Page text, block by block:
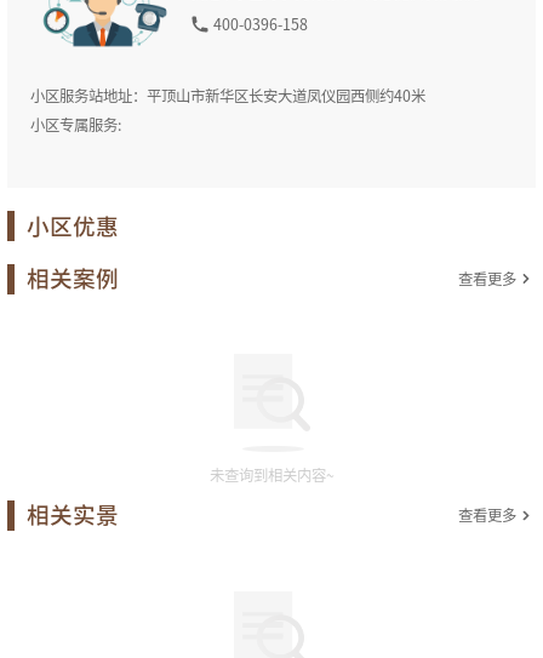
400-0396-158
小区服务站地址： 平顶山市新华区长安大道凤仪园西侧约40米
小区专属服务:
小区优惠
相关案例 查看更多
未查询到相关内容~
相关实景 查看更多